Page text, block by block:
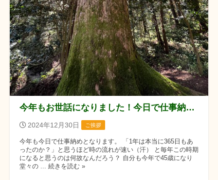
今年もお世話になりました！今日で仕事納めになります。
2024年12月30日 ご挨拶
今年も今日で仕事納めとなります。 「1年は本当に365日もあ
ったのか？」と思うほど時の流れが速い（汗） と毎年この時期
になると思うのは何故なんだろう？ 自分も今年で45歳になり
堂々の ... 続きを読む »